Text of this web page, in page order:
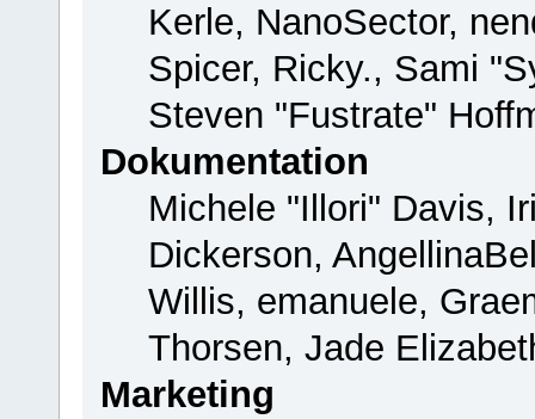
Kerle, NanoSector,
Spicer, Ricky., Sami
Steven "Fustrate"
Dokumentation
Michele "Illori" Davis,
Dickerson,
Willis, emanuele,
Thorsen, Jade
Marketing